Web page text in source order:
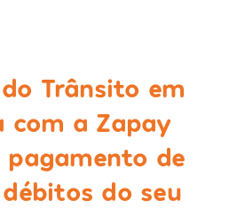
Trânsito em
com a Zapay
de
do seu